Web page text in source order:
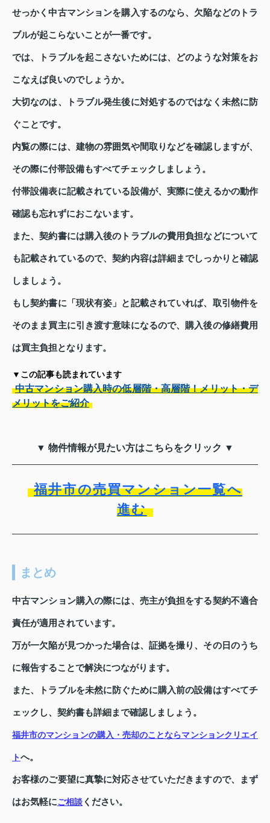
せっかく中古マンションを購入するのなら、欠陥などのトラ
ブルが起こらないことが一番です。
では、トラブルを起こさないためには、どのような対策をお
こなえば良いのでしょうか。
大切なのは、トラブル発生後に対処するのではなく未然に防
ぐことです。
内覧の際には、建物の雰囲気や間取りなどを確認しますが、
その際に付帯設備もすべてチェックしましょう。
付帯設備表に記載されている設備が、実際に使えるかの動作
確認も忘れずにおこないます。
また、契約書には購入後のトラブルの費用負担などについて
も記載されているので、契約内容は詳細までしっかりと確認
しましょう。
もし契約書に「現状有姿」と記載されていれば、取引物件を
そのまま買主に引き渡す意味になるので、購入後の修繕費用
は買主負担となります。
▼この記事も読まれています
中古マンション購入時の低層階・高層階！メリット・デ
メリットをご紹介
▼ 物件情報が見たい方はこちらをクリック ▼
福井市の売買マンション一覧へ
進む
まとめ
中古マンション購入の際には、売主が負担をする契約不適合
責任が適用されています。
万が一欠陥が見つかった場合は、証拠を撮り、その日のうち
に報告することで解決につながります。
また、トラブルを未然に防ぐために購入前の設備はすべてチ
ェックし、契約書も詳細まで確認しましょう。
福井市のマンションの購入・売却のことならマンションクリエイ
トへ。
お客様のご要望に真摯に対応させていただきますので、まず
はお気軽にご相談 ください。